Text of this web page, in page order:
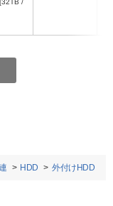
/
HDD 外付けHDD